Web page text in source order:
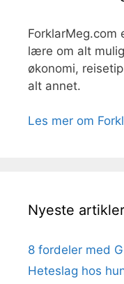
ForklarMeg.com
lære om alt
økonomi,
alt annet.
Les mer om
Nyeste
8 fordeler med
Heteslag hos